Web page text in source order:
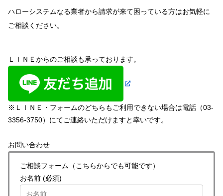
ハローシステムなる業者から請求が来て困っている方はお気軽に
ご相談ください。
ＬＩＮＥからのご相談も承っております。
※ＬＩＮＥ・フォームのどちらもご利用できない場合は電話（03-
3356-3750）にてご連絡いただけますと幸いです。
お問い合わせ
ご相談フォーム（こちらからでも可能です）
お名前 (必須)